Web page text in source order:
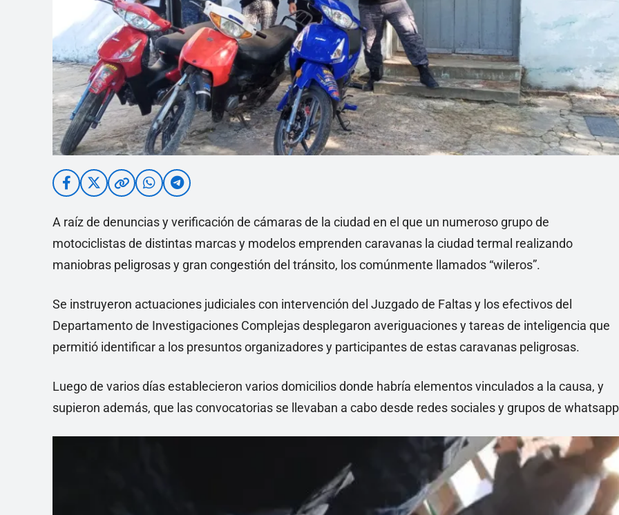
A raíz de denuncias y verificación de cámaras de la ciudad en el que un numeroso grupo de
motociclistas de distintas marcas y modelos emprenden caravanas la ciudad termal realizando
maniobras peligrosas y gran congestión del tránsito, los comúnmente llamados “wileros”.
Se instruyeron actuaciones judiciales con intervención del Juzgado de Faltas y los efectivos del
Departamento de Investigaciones Complejas desplegaron averiguaciones y tareas de inteligencia que
permitió identificar a los presuntos organizadores y participantes de estas caravanas peligrosas.
Luego de varios días establecieron varios domicilios donde habría elementos vinculados a la causa, y
supieron además, que las convocatorias se llevaban a cabo desde redes sociales y grupos de